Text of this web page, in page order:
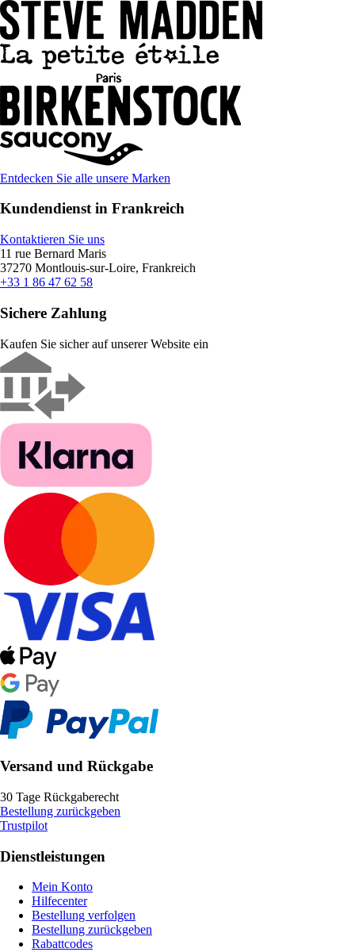
Entdecken Sie alle unsere Marken
Kundendienst in Frankreich
Kontaktieren Sie uns
11 rue Bernard Maris
37270 Montlouis-sur-Loire, Frankreich
+33 1 86 47 62 58
Sichere Zahlung
Kaufen Sie sicher auf unserer Website ein
Versand und Rückgabe
30 Tage Rückgaberecht
Bestellung zurückgeben
Trustpilot
Dienstleistungen
Mein Konto
Hilfecenter
Bestellung verfolgen
Bestellung zurückgeben
Rabattcodes